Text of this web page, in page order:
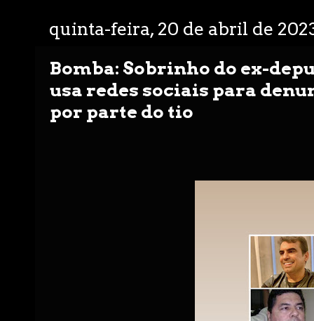
quinta-feira, 20 de abril de
Bomba: Sobrinho do ex-
usa redes sociais para
por parte do tio